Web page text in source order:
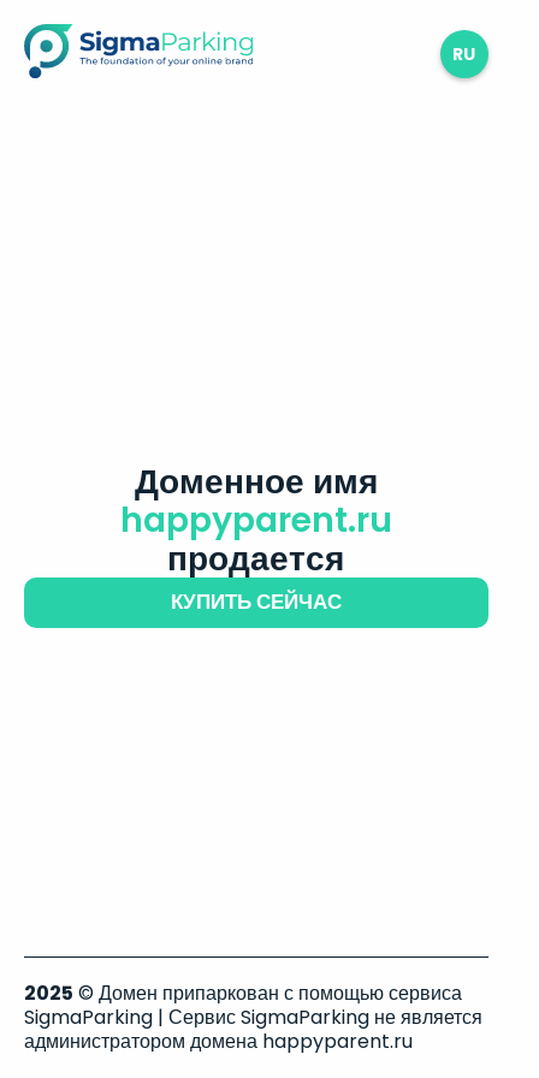
RU
Доменное имя
happyparent.ru
продается
КУПИТЬ СЕЙЧАС
2025 © Домен припаркован с помощью сервиса
SigmaParking | Сервис SigmaParking не является
администратором домена happyparent.ru